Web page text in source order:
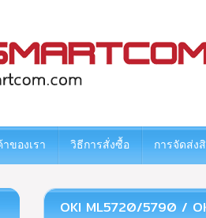
ของเรา วิธีการสั่งซื้อ การจัดส่ง
OKI ML5720/5790 /